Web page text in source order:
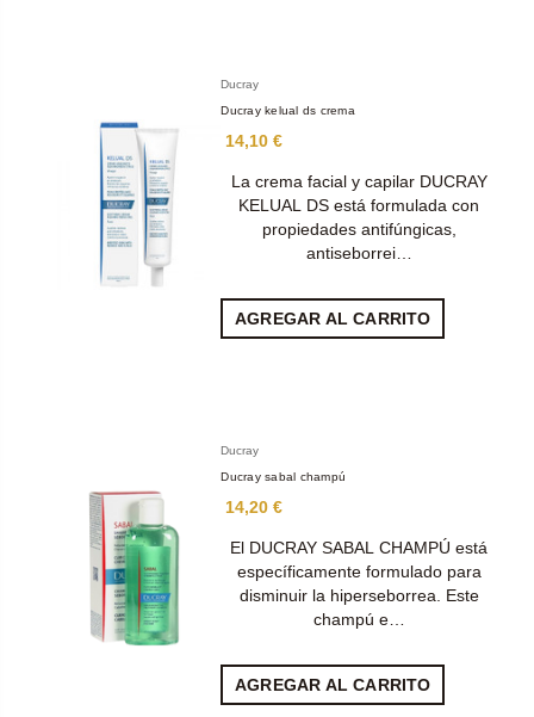
Ducray
Ducray kelual ds crema
14,10 €
La crema facial y capilar DUCRAY
KELUAL DS está formulada con
propiedades antifúngicas,
antiseborrei…
AGREGAR AL CARRITO
Ducray
Ducray sabal champú
14,20 €
El DUCRAY SABAL CHAMPÚ está
específicamente formulado para
disminuir la hiperseborrea. Este
champú e…
AGREGAR AL CARRITO